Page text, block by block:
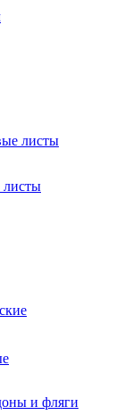
листы
листы
и фляги